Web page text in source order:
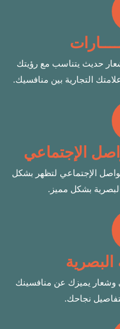
حديث يتناسب مع رؤيتك
التجارية بين منافسيك.
الإجتماعي
الإجتماعي لتظهر بشكل
بشكل مميز.
البصرية
وشعار يميزك عن منافسينك
نجاحك.